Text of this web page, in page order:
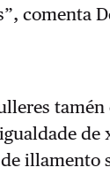
comenta
de
illamento